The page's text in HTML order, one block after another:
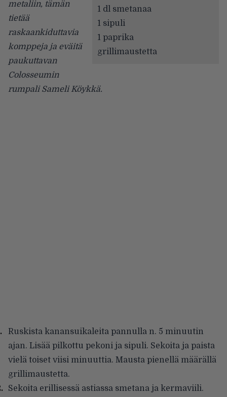
1 dl smetanaa
1 sipuli
1 paprika
grillimaustetta
metaliin, tämän
tietää
raskaankiduttavia
komppeja ja eväitä
paukuttavan
Colosseumin
rumpali Sameli Köykkä.
Ruskista kanansuikaleita pannulla n. 5 minuutin
ajan. Lisää pilkottu pekoni ja sipuli. Sekoita ja paista
vielä toiset viisi minuuttia. Mausta pienellä määrällä
grillimaustetta.
Sekoita erillisessä astiassa smetana ja kermaviili.